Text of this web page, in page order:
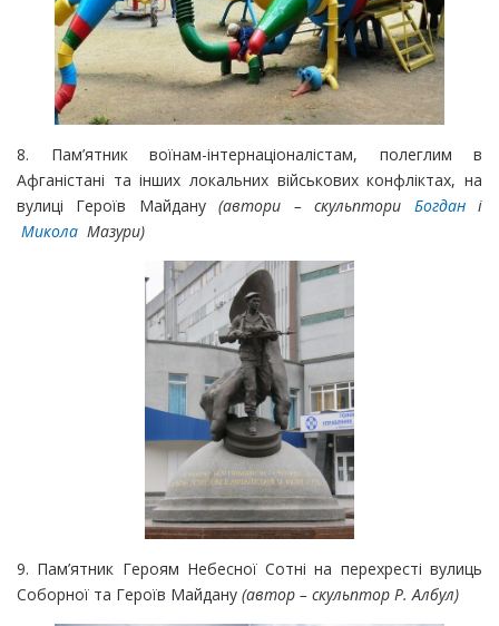
8. Пам’ятник воїнам-інтернаціоналістам, полеглим в
Афганістані та інших локальних військових конфліктах, на
вулиці Героїв Майдану(автори – скульптори Богдані
Микола Мазури)
9. Пам’ятник Героям Небесної Сотні на перехресті вулиць
Соборної та Героїв Майдану (автор – скульптор Р. Албул)